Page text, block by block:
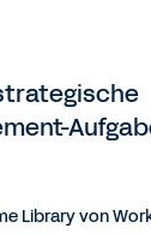
Library von